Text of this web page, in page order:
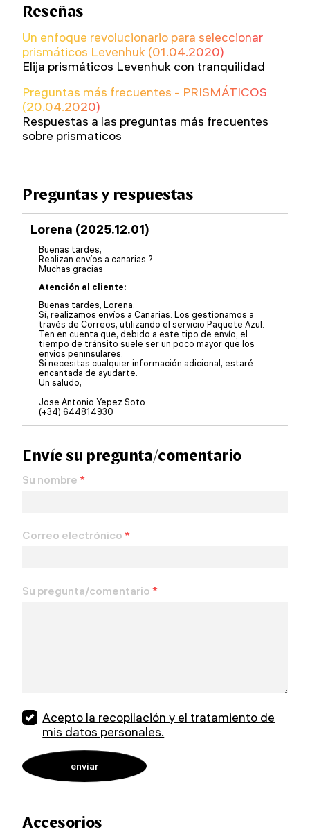
Reseñas
Un enfoque revolucionario para seleccionar
prismáticos Levenhuk (01.04.2020)
Elija prismáticos Levenhuk con tranquilidad
Preguntas más frecuentes - PRISMÁTICOS
(20.04.2020)
Respuestas a las preguntas más frecuentes
sobre prismaticos
Preguntas y respuestas
Lorena (2025.12.01)
Buenas tardes,
Realizan envíos a canarias ?
Muchas gracias
Atención al cliente:
Buenas tardes, Lorena.
Sí, realizamos envíos a Canarias. Los gestionamos a
través de Correos, utilizando el servicio Paquete Azul.
Ten en cuenta que, debido a este tipo de envío, el
tiempo de tránsito suele ser un poco mayor que los
envíos peninsulares.
Si necesitas cualquier información adicional, estaré
encantada de ayudarte.
Un saludo,
Jose Antonio Yepez Soto
(+34) 644814930
Envíe su pregunta/comentario
Su nombre *
Correo electrónico *
Su pregunta/comentario *
Acepto la recopilación y el tratamiento de
mis datos personales.
Accesorios